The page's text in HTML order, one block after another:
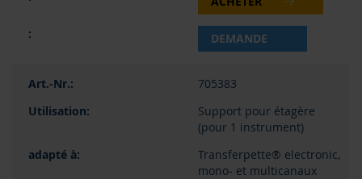
DEMANDE
705383
Support pour étagère
(pour 1 instrument)
Transferpette® electronic,
mono- et multicanaux